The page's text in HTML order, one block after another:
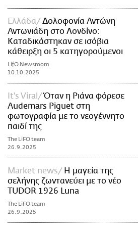
Ελλάδα
Δολοφονία Αντώνη
Αντωνιάδη στο Λονδίνο:
Καταδικάστηκαν σε ισόβια
κάθειρξη οι 5 κατηγορούμενοι
LifO Newsroom
10.10.2025
It's Viral
Όταν η Ριάνα φόρεσε
Audemars Piguet στη
φωτογραφία με το νεογέννητο
παιδί της
The LiFO team
26.9.2025
Market news
Η μαγεία της
σελήνης ζωντανεύει με το νέο
TUDOR 1926 Luna
The LiFO team
26.9.2025